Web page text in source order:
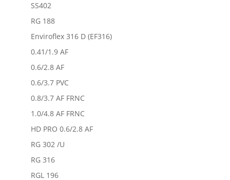
SS402
RG 188
Enviroflex 316 D (EF316)
0.41/1.9 AF
0.6/2.8 AF
0.6/3.7 PVC
0.8/3.7 AF FRNC
1.0/4.8 AF FRNC
HD PRO 0.6/2.8 AF
RG 302 /U
RG 316
RGL 196